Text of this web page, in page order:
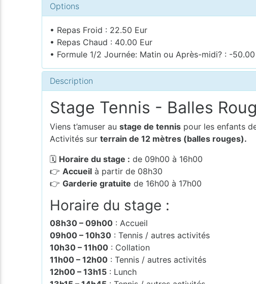
Options
• Repas Froid : 22.50 Eur
• Repas Chaud : 40.00 Eur
• Formule 1/2 Journée: Matin ou Après-midi? : -
Description
Stage Tennis - Balles
Viens t’amuser austage de tennis pour les enfants
Activités surterrain de 12 mètres (balles rouges).
🗓 Horaire du stage : de 09h00 à 16h00
👉 Accueil à partir de 08h30
👉Garderie gratuite de 16h00 à 17h00
Horaire du stage :
08h30 – 09h00 : Accueil
09h00 – 10h30 : Tennis / autres activités
10h30 – 11h00 : Collation
11h00 – 12h00 : Tennis / autres activités
12h00 – 13h15 : Lunch